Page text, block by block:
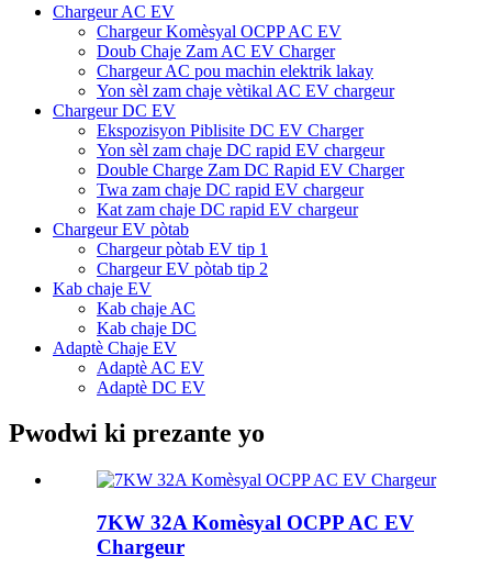
Chargeur AC EV
Chargeur Komèsyal OCPP AC EV
Doub Chaje Zam AC EV Charger
Chargeur AC pou machin elektrik lakay
Yon sèl zam chaje vètikal AC EV chargeur
Chargeur DC EV
Ekspozisyon Piblisite DC EV Charger
Yon sèl zam chaje DC rapid EV chargeur
Double Charge Zam DC Rapid EV Charger
Twa zam chaje DC rapid EV chargeur
Kat zam chaje DC rapid EV chargeur
Chargeur EV pòtab
Chargeur pòtab EV tip 1
Chargeur EV pòtab tip 2
Kab chaje EV
Kab chaje AC
Kab chaje DC
Adaptè Chaje EV
Adaptè AC EV
Adaptè DC EV
Pwodwi ki prezante yo
7KW 32A Komèsyal OCPP AC EV
Chargeur